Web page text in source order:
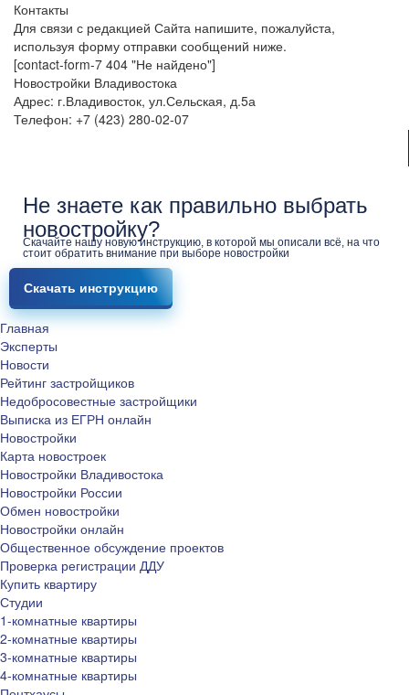
Контакты
Для связи с редакцией Сайта напишите, пожалуйста,
используя форму отправки сообщений ниже.
[contact-form-7 404 "Не найдено"]
Новостройки Владивостока
Адрес: г.Владивосток, ул.Сельская, д.5а
Телефон: +7 (423) 280-02-07
Не знаете как правильно выбрать
новостройку?
Скачайте нашу новую инструкцию, в которой мы описали всё, на что
стоит обратить внимание при выборе новостройки
Скачать инструкцию
Главная
Эксперты
Новости
Рейтинг застройщиков
Недобросовестные застройщики
Выписка из ЕГРН онлайн
Новостройки
Карта новостроек
Новостройки Владивостока
Новостройки России
Обмен новостройки
Новостройки онлайн
Общественное обсуждение проектов
Проверка регистрации ДДУ
Купить квартиру
Студии
1-комнатные квартиры
2-комнатные квартиры
3-комнатные квартиры
4-комнатные квартиры